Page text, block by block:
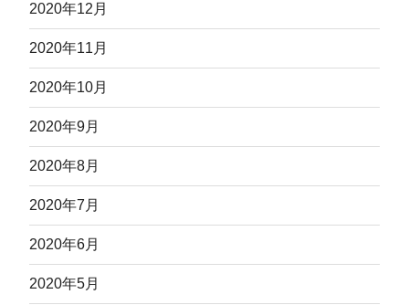
2020年12月
2020年11月
2020年10月
2020年9月
2020年8月
2020年7月
2020年6月
2020年5月